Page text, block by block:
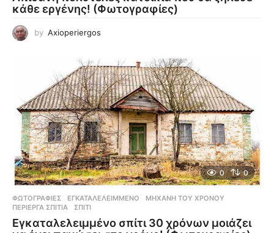
κάθε εργένης! (Φωτογραφίες)
by Axioperiergos
0 0
ΦΩΤΟΓΡΑΦΊΕΣ ΕΓΚΑΤΑΛΕΛΕΙΜΜΈΝΟ ,ΜΗΧΑΝΉ ΤΟΥ ΧΡΌΝΟΥ
ΠΕΡΊΕΡΓΑ ΣΠΊΤΙΑ
,ΣΠΊΤΙ
Εγκαταλελειμμένο σπίτι 30 χρόνων μοιάζει